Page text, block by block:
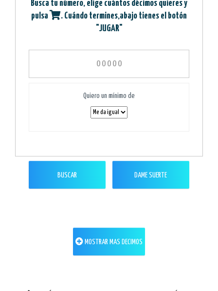
Busca tu número, elige cuántos décimos quieres y
pulsa
. Cuándo termines,abajo tienes el botón
"JUGAR"
Quiero un mínimo de
BUSCAR DAME SUERTE
MOSTRAR MAS DECIMOS